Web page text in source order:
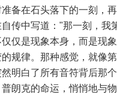
备在石头落下的一刻，再
传中写道："那一刻，我
仅是现象本身，而是现
规律。那种感觉，就像
明白了所有音符背后那
朗克的命运，悄悄地与